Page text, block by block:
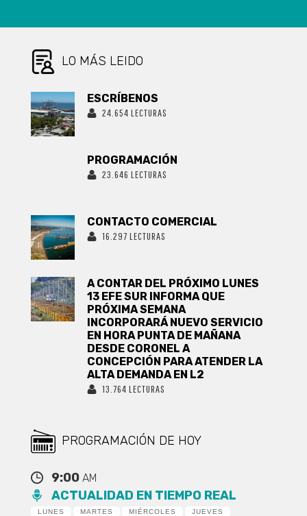
DEL SUICIDIO
LO MÁS LEIDO
ESCRÍBENOS
24.654 LECTURAS
PROGRAMACIÓN
23.646 LECTURAS
CONTACTO COMERCIAL
16.297 LECTURAS
A CONTAR DEL PRÓXIMO LUNES
13 EFE SUR INFORMA QUE
PRÓXIMA SEMANA
INCORPORARÁ NUEVO SERVICIO
EN HORA PUNTA DE MAÑANA
DESDE CORONEL A
CONCEPCIÓN PARA ATENDER LA
ALTA DEMANDA EN L2
13.764 LECTURAS
PROGRAMACIÓN DE HOY
9:00 AM
ACTUALIDAD EN TIEMPO REAL
LUNES MARTES MIÉRCOLES JUEVES